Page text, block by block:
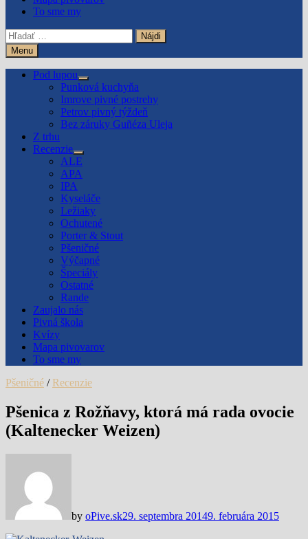
To sme my
Hľadať:
Menu
Pod lupou
Show
sub
menu
Punková kuchyňa
Imrove pivné postrehy
Petrov pivný týždeň
Bez záruky Guñéza Uleja
Z trhu
Recenzie
Show
sub
menu
ALE
APA
IPA
Kyseláče
Ležiaky
Ochutené
Porter & Stout
Pšeničné
Výčapné
Špeciály
Ostatné
Rande
Zaujalo nás
Pivná škola
Kvízy
Mapa pivovarov
To sme my
Pšeničné / Recenzie
Pšenica z Rožňavy, ktorá má rada ovocie
(Kaltenecker Weizen)
by oPive.sk29. septembra 20149. februára 2015